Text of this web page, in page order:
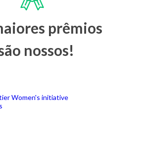
prêmios
nossos!